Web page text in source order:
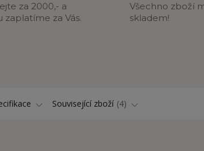
za 2000,- a
zaplatíme za Vás.
Všechno zboží
skladem!
Související zboží 4